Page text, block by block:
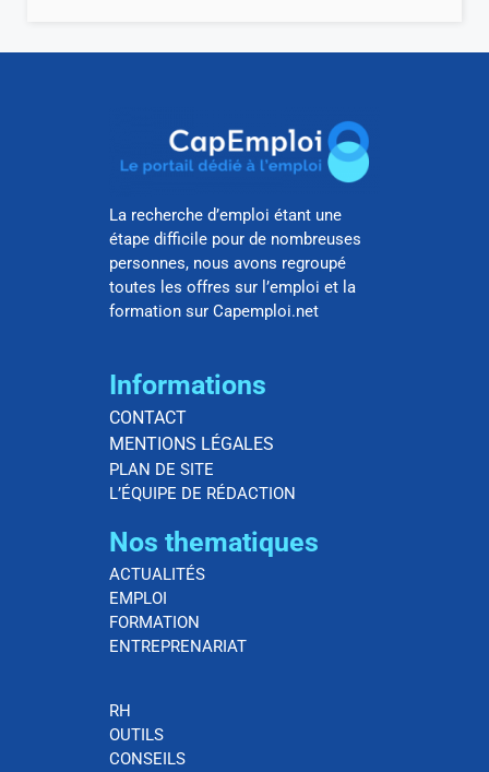
La recherche d’emploi étant une
étape difficile pour de nombreuses
personnes, nous avons regroupé
toutes les offres sur l’emploi et la
formation sur Capemploi.net
Informations
CONTACT
MENTIONS LÉGALES
PLAN DE SITE
L’ÉQUIPE DE RÉDACTION
Nos thematiques
ACTUALITÉS
EMPLOI
FORMATION
ENTREPRENARIAT
RH
OUTILS
CONSEILS